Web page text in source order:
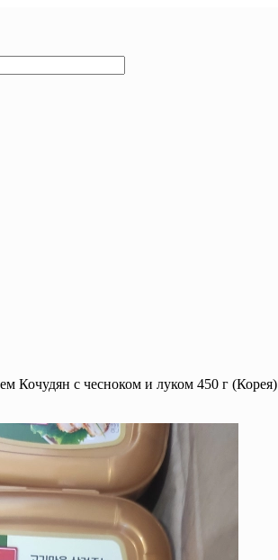
Кочудян с чесноком и луком 450 г (Корея)